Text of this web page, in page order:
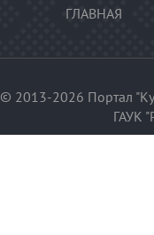
ГЛАВНАЯ
© 2013-2026 Портал
ГАУК